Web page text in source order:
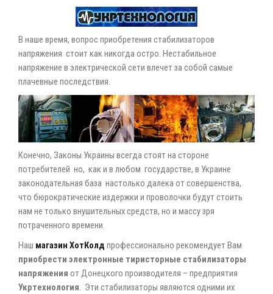
В наше время, вопрос приобретения стабилизаторов
напряжения стоит как никогда остро. Нестабильное
напряжение в электрической сети влечет за собой самые
плачевные последствия.
Конечно, Законы Украины всегда стоят на стороне
потребителей но, как и в любом государстве, в Украине
законодательная база настолько далека от совершенства,
что бюрократические издержки и проволочки будут стоить
нам не только внушительных средств, но и массу зря
потраченного времени.
Наш магазин ХотКолд профессионально рекомендует Вам
приобрести электронные тиристорные стабилизаторы
напряжения от Донецкого производителя – предприятия
Укртехнология . Эти стабилизаторы являются одними их